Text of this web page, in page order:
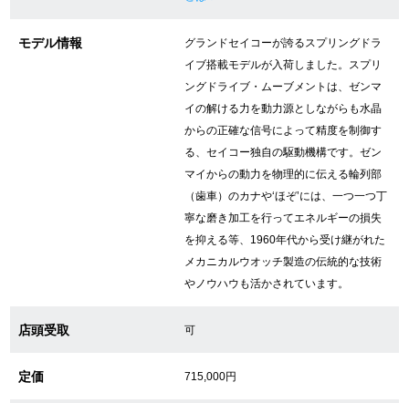
For Overseas Customers
简体中文
한국어
モデル情報
グランドセイコーが誇るスプリングドラ
イブ搭載モデルが入荷しました。スプリ
ングドライブ・ムーブメントは、ゼンマ
イの解ける力を動力源としながらも水晶
からの正確な信号によって精度を制御す
る、セイコー独自の駆動機構です。ゼン
マイからの動力を物理的に伝える輪列部
（歯車）のカナや‘ほぞ’には、一つ一つ丁
寧な磨き加工を行ってエネルギーの損失
を抑える等、1960年代から受け継がれた
メカニカルウオッチ製造の伝統的な技術
やノウハウも活かされています。
店頭受取 可
定価 715,000円